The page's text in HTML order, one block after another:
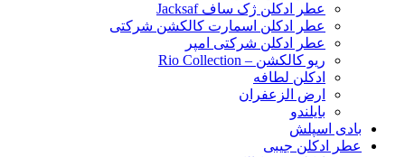
عطر ادکلن ژک‌ ساف Jacksaf
عطر ادکلن اسمارت کالکشن شرکتی
عطر ادکلن شرکتی امپر
ریو کالکشن – Rio Collection
ادکلن لطافه
ارض الزعفران
بایلندو
بادی اسپلش
عطر ادکلن جیبی